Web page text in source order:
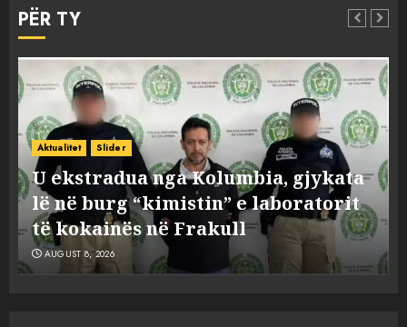
PËR TY
Aktualitet Slider
U ekstradua nga Kolumbia, gjykata
lë në burg “kimistin” e laboratorit
të kokainës në Frakull
AUGUST 8, 2026
5
banuara, Pentagoni publikon
AUGUST 8, 2026
1
“Ngecin” në portin e Durrësit
dy ora Rolex dhe 351 puro,
tentuan t’i fusin në Shqipëri të
padeklaruara
AUGUST 8, 2026
U ekstradua nga Kolumbia,